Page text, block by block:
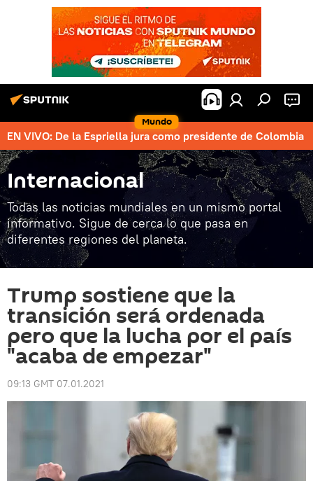
Mundo
EN VIVO: De la Espriella jura como presidente de Colombia
Internacional
Todas las noticias mundiales en un mismo portal
informativo. Sigue de cerca lo que pasa en
diferentes regiones del planeta.
Trump sostiene que la
transición será ordenada
pero que la lucha por el país
"acaba de empezar"
09:13 GMT 07.01.2021